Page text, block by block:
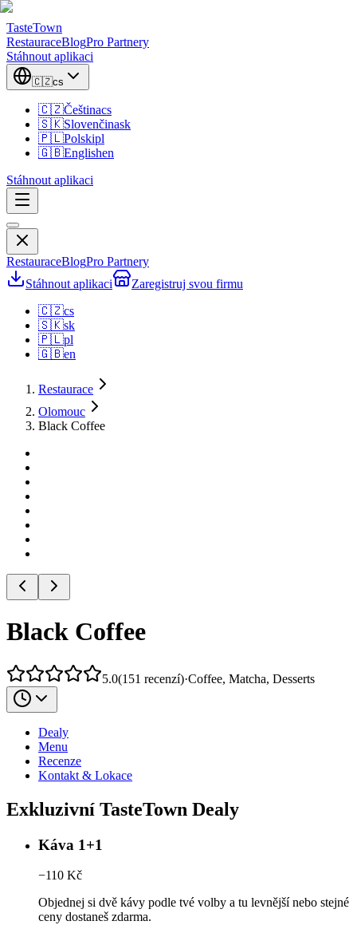
TasteTown
RestauraceBlogPro Partnery
Stáhnout aplikaci
🇨🇿cs
🇨🇿Češtinacs
🇸🇰Slovenčinask
🇵🇱Polskipl
🇬🇧Englishen
Stáhnout aplikaci
RestauraceBlogPro Partnery
Stáhnout aplikaci
Zaregistruj svou firmu
🇨🇿cs
🇸🇰sk
🇵🇱pl
🇬🇧en
Restaurace
Olomouc
Black Coffee
Black Coffee
5.0(151 recenzí)·Coffee, Matcha, Desserts
Dealy
Menu
Recenze
Kontakt & Lokace
Exkluzivní TasteTown Dealy
Káva 1+1
−110 Kč
Objednej si dvě kávy podle tvé volby a tu levnější nebo stejné
ceny dostaneš zdarma.